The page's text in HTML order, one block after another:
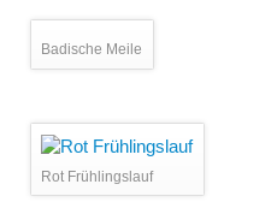
Badische Meile
Rot Frühlingslauf